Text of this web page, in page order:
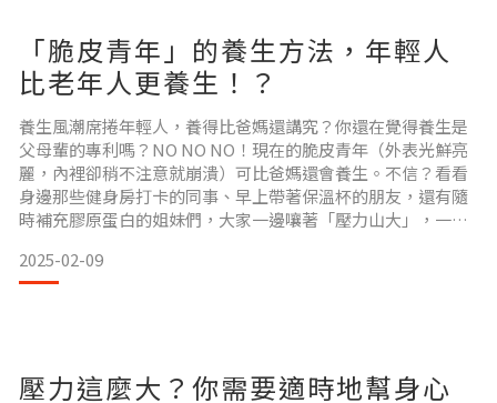
「脆皮青年」的養生方法，年輕人
比老年人更養生！？
養生風潮席捲年輕人，養得比爸媽還講究？你還在覺得養生是
父母輩的專利嗎？NO NO NO！現在的脆皮青年（外表光鮮亮
麗，內裡卻稍不注意就崩潰）可比爸媽還會養生。不信？看看
身邊那些健身房打卡的同事、早上帶著保溫杯的朋友，還有隨
時補充膠原蛋白的姐妹們，大家一邊嚷著「壓力山大」，一邊
一樣？和老一輩講究滋補、花時間煲湯不同，年輕人的養生三
大特點是：方便、時尚、功能性。1.方便性：
2025-02-09
壓力這麼大？你需要適時地幫身心